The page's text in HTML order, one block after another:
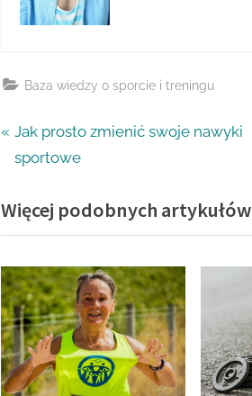
Baza wiedzy o sporcie i treningu
Nawigacja
wpisu
P
r
v
i
u
s
P
o
s
Jak prosto zmienić swoje nawyki
sportowe
Więcej podobnych artykułów